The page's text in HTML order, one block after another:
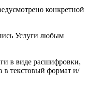
конкретной
Услуги любым
в виде расшифровки,
в текстовый формат и/